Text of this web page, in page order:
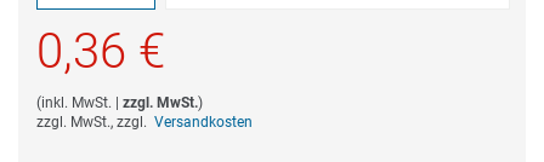
0,36 €
(inkl. MwSt. | zzgl. MwSt.)
zzgl. MwSt., zzgl. Versandkosten